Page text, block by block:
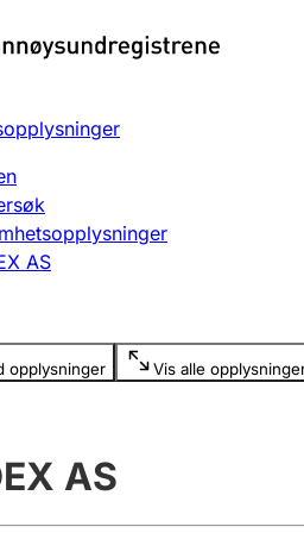
endre, slette
AS
opplysninger Vis alle
er skjult
AS